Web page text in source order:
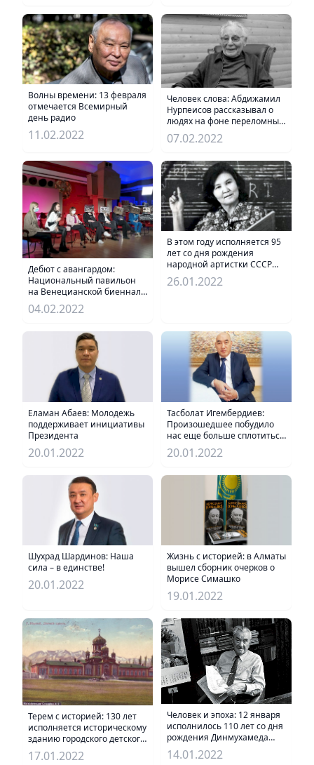
Волны времени: 13 февраля
отмечается Всемирный
день радио
11.02.2022
Человек слова: Абдижамил
Нурпеисов рассказывал о
людях на фоне переломных
этапов истории
07.02.2022
Дебют с авангардом:
Национальный павильон
на Венецианской биеннале
впервые в истории откроет
Казахстан
04.02.2022
В этом году исполняется 95
лет со дня рождения
народной артистки СССР
композитора Газизы
Жубановой
26.01.2022
Еламан Абаев: Молодежь
поддерживает инициативы
Президента
20.01.2022
Тасболат Игембердиев:
Произошедшее побудило
нас еще больше сплотиться
вокруг нашего Президента
20.01.2022
Шухрад Шардинов: Наша
сила – в единстве!
20.01.2022
Жизнь с историей: в Алматы
вышел сборник очерков о
Морисе Симашко
19.01.2022
Терем с историей: 130 лет
исполняется историческому
зданию городского детского
приюта
17.01.2022
Человек и эпоха: 12 января
исполнилось 110 лет со дня
рождения Динмухамеда
Кунаева
14.01.2022